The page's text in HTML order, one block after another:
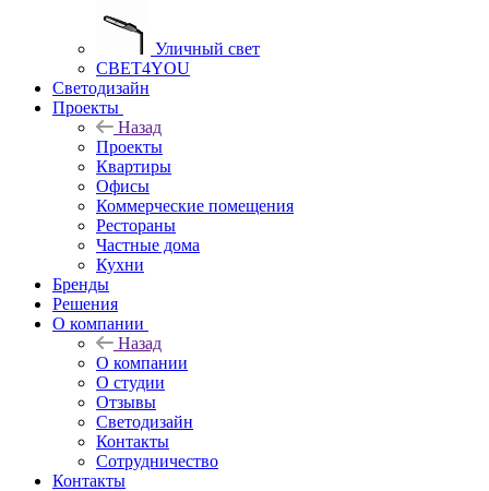
Уличный свет
СВЕТ4YOU
Светодизайн
Проекты
Назад
Проекты
Квартиры
Офисы
Коммерческие помещения
Рестораны
Частные дома
Кухни
Бренды
Решения
О компании
Назад
О компании
О студии
Отзывы
Светодизайн
Контакты
Сотрудничество
Контакты